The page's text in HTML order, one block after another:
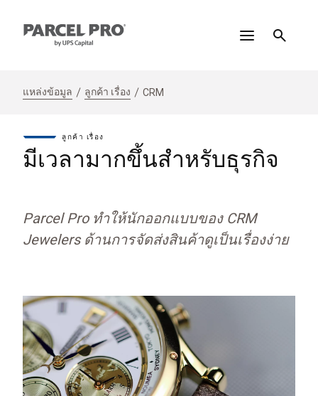
แหล่งข้อมูล ลูกค้า เรื่อง CRM
ลูกค้า เรื่อง
มีเวลามากขึ้นสำหรับธุรกิจ
Parcel Pro ทำให้นักออกแบบของ CRM
Jewelers ด้านการจัดส่งสินค้าดูเป็นเรื่องง่าย